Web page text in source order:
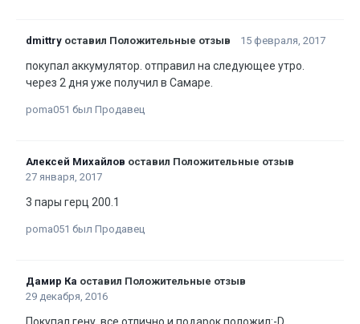
dmittry оставил Положительные отзыв 15 февраля, 2017
покупал аккумулятор. отправил на следующее утро.
через 2 дня уже получил в Самаре.
poma051 был Продавец
Алексей Михайлов оставил Положительные отзыв
27 января, 2017
3 пары герц 200.1
poma051 был Продавец
Дамир Ка оставил Положительные отзыв
29 декабря, 2016